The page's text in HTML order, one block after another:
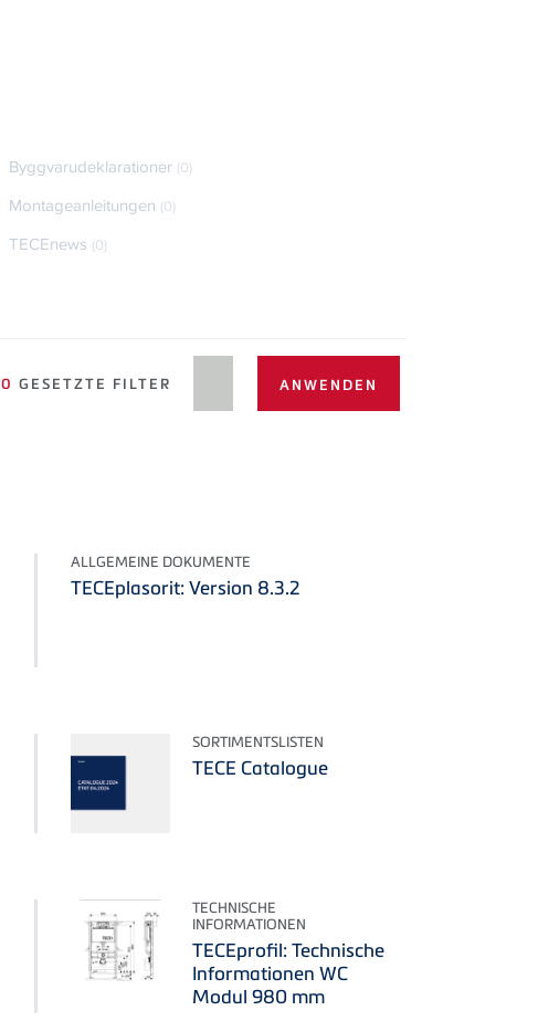
Byggvarudeklarationer (0)
Montageanleitungen (0)
TECEnews (0)
0 GESETZTE FILTER
ALLGEMEINE DOKUMENTE
TECEplasorit: Version 8.3.2
SORTIMENTSLISTEN
TECE Catalogue
TECHNISCHE
INFORMATIONEN
TECEprofil: Technische
Informationen WC
Modul 980 mm